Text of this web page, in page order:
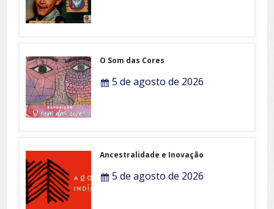
O Som das Cores
5 de agosto de 2026
Ancestralidade e Inovação
5 de agosto de 2026